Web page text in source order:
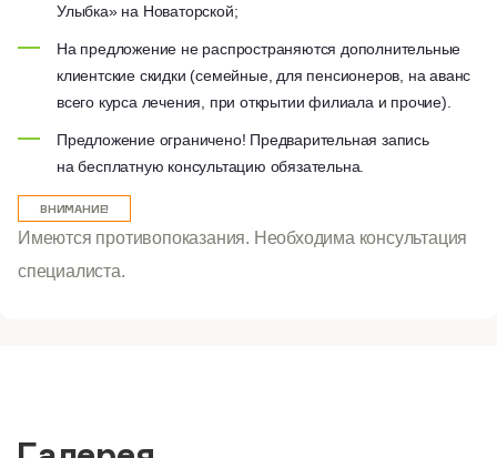
Улыбка» на Новаторской;
На предложение не распространяются дополнительные
клиентские скидки (семейные, для пенсионеров, на аванс
всего курса лечения, при открытии филиала и прочие).
Предложение ограничено! Предварительная запись
на бесплатную консультацию обязательна.
ВНИМАНИЕ!
Имеются противопоказания. Необходима консультация
специалиста.